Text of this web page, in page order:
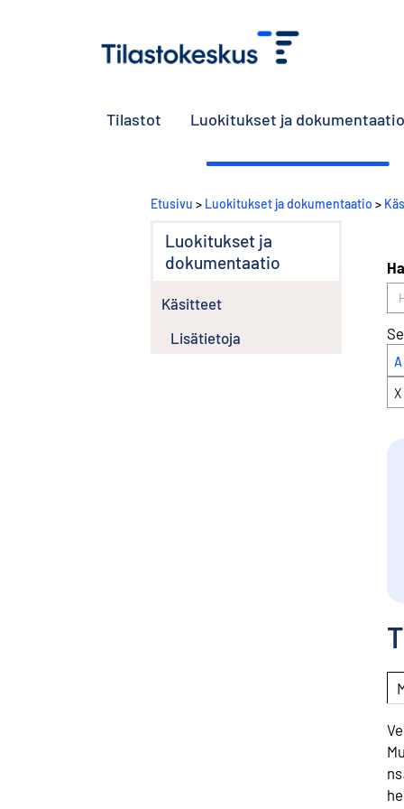
Tilastot Luokitukset ja dokumentaatio
Etusivu > Luokitukset ja dokumentaatio >
Luokitukset ja
dokumentaatio
Käsitteet
Lisätietoja
A
X